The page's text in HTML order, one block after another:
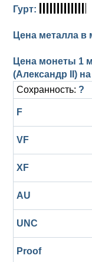
Гурт:
Цена металла в
Цена монеты 1
(Александр II) на
Сохранность: ?
F
VF
XF
AU
UNC
Proof